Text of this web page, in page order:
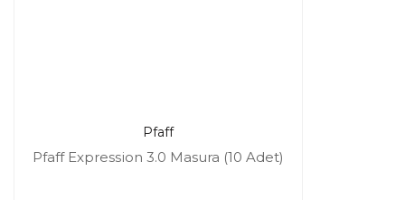
Pfaff
Pfaff Expression 3.0 Masura (10 Adet)